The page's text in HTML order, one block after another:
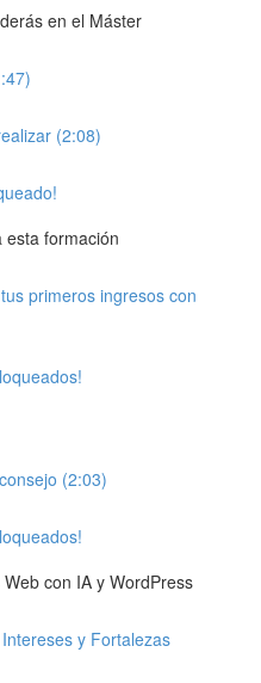
en el Máster
(2:08)
esta formación
primeros ingresos con
(2:03)
con IA y WordPress
y Fortalezas